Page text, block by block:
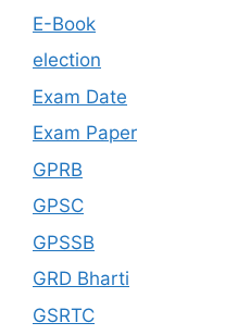
E-Book
election
Exam Date
Exam Paper
GPRB
GPSC
GPSSB
GRD Bharti
GSRTC